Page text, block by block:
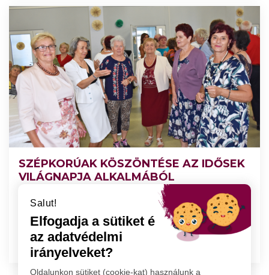
SZÉPKORÚAK KÖSZÖNTÉSE AZ IDŐSEK
VILÁGNAPJA ALKALMÁBÓL
Az eseményt szavalás és népdalok színesítették.
Nem maradt el az ünnepi torta és a vidám
táncmulatság sem.
2023.09.28
Salut!
Elfogadja a sütiket és
az adatvédelmi
irányelveket?
Oldalunkon sütiket (cookie-kat) használunk a